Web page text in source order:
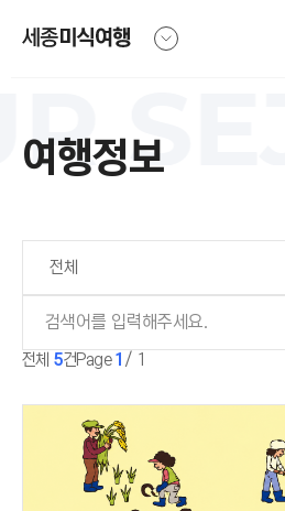
여행정보
전체 5건Page1 / 1